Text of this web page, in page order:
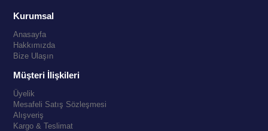
Kurumsal
Anasayfa
Hakkımızda
Bize Ulaşın
Müşteri İlişkileri
Üyelik
Mesafeli Satış Sözleşmesi
Alışveriş
Kargo & Teslimat